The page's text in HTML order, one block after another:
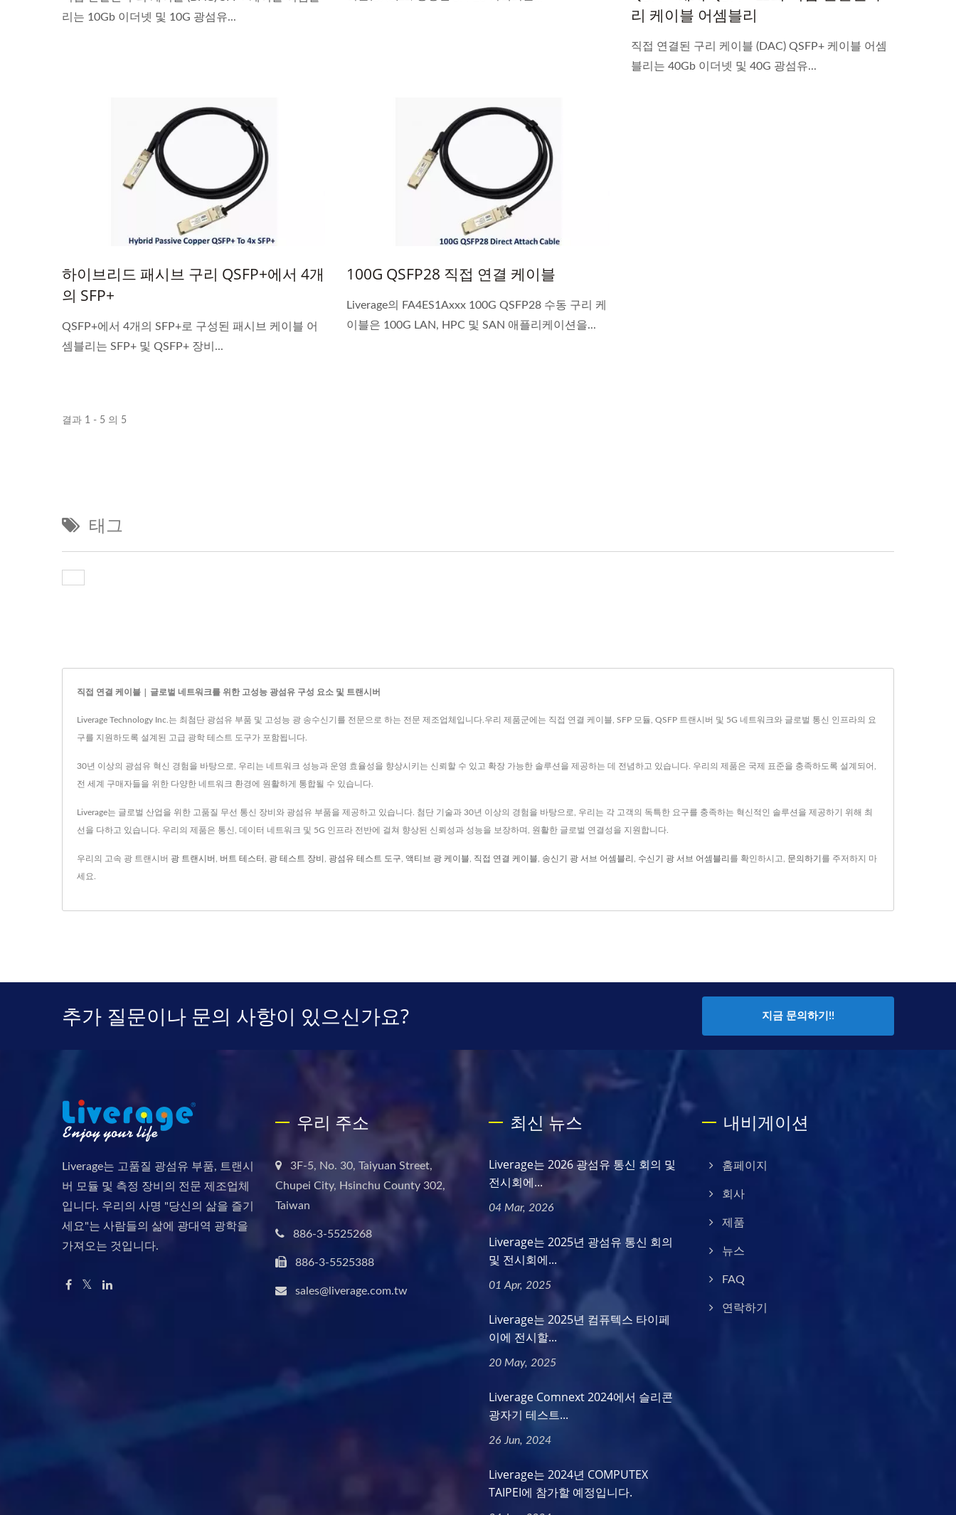
리는 10Gb 이더넷 및 10G 광섬유...
리 케이블 어셈블리
직접 연결된 구리 케이블 (DAC) QSFP+ 케이블 어셈
블리는 40Gb 이더넷 및 40G 광섬유...
하이브리드 패시브 구리 QSFP+에서 4개
의 SFP+
QSFP+에서 4개의 SFP+로 구성된 패시브 케이블 어
셈블리는 SFP+ 및 QSFP+ 장비...
100G QSFP28 직접 연결 케이블
Liverage의 FA4ES1Axxx 100G QSFP28 수동 구리 케
이블은 100G LAN, HPC 및 SAN 애플리케이션을...
결과 1 - 5 의 5
태그
직접 연결 케이블 | 글로벌 네트워크를 위한 고성능 광섬유 구성 요소 및 트랜시버
Liverage Technology Inc.는 최첨단 광섬유 부품 및 고성능 광 송수신기를 전문으로 하는 전문 제조업체입니다.우리 제품군에는 직접 연결 케이블, SFP 모듈, QSFP 트랜시버 및 5G 네트워크와 글로벌 통신 인프라의 요
구를 지원하도록 설계된 고급 광학 테스트 도구가 포함됩니다.
30년 이상의 광섬유 혁신 경험을 바탕으로, 우리는 네트워크 성능과 운영 효율성을 향상시키는 신뢰할 수 있고 확장 가능한 솔루션을 제공하는 데 전념하고 있습니다. 우리의 제품은 국제 표준을 충족하도록 설계되어,
전 세계 구매자들을 위한 다양한 네트워크 환경에 원활하게 통합될 수 있습니다.
Liverage는 글로벌 산업을 위한 고품질 무선 통신 장비와 광섬유 부품을 제공하고 있습니다. 첨단 기술과 30년 이상의 경험을 바탕으로, 우리는 각 고객의 독특한 요구를 충족하는 혁신적인 솔루션을 제공하기 위해 최
선을 다하고 있습니다. 우리의 제품은 통신, 데이터 네트워크 및 5G 인프라 전반에 걸쳐 향상된 신뢰성과 성능을 보장하며, 원활한 글로벌 연결성을 지원합니다.
우리의 고속 광 트랜시버 광 트랜시버 버트 테스터 광 테스트 장비 광섬유 테스트 도구 액티브 광 케이블 직접 연결 케이블 송신기 광 서브 어셈블리 수신기 광 서브 어셈블리 를 확인하시고, 문의하기 를 주저하지 마
세요.
추가 질문이나 문의 사항이 있으신가요? 지금 문의하기!!
Liverage는 고품질 광섬유 부품, 트랜시
버 모듈 및 측정 장비의 전문 제조업체
입니다. 우리의 사명 "당신의 삶을 즐기
세요"는 사람들의 삶에 광대역 광학을
가져오는 것입니다.
우리 주소
3F-5, No. 30, Taiyuan Street,
Chupei City, Hsinchu County 302,
Taiwan
886-3-5525268
886-3-5525388
sales@liverage.com.tw
최신 뉴스
Liverage는 2026 광섬유 통신 회의 및
전시회에...
04 Mar, 2026
Liverage는 2025년 광섬유 통신 회의
및 전시회에...
01 Apr, 2025
Liverage는 2025년 컴퓨텍스 타이페
이에 전시할...
20 May, 2025
Liverage Comnext 2024에서 슬리콘
광자기 테스트...
26 Jun, 2024
Liverage는 2024년 COMPUTEX
TAIPEI에 참가할 예정입니다.
내비게이션
홈페이지
회사
제품
뉴스
FAQ
연락하기